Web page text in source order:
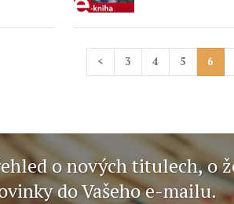
< 3 4 5 6
o nových titulech, o
do Vašeho e-mailu.